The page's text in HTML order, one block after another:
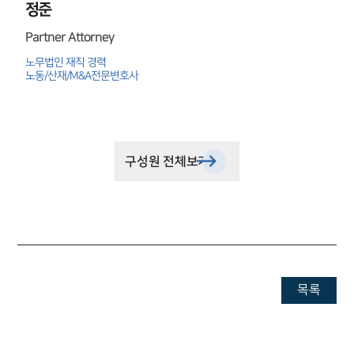
정준
Partner Attorney
노무법인 재직 경력
노동/산재/M&A전문변호사
구성원 전체보기
목록